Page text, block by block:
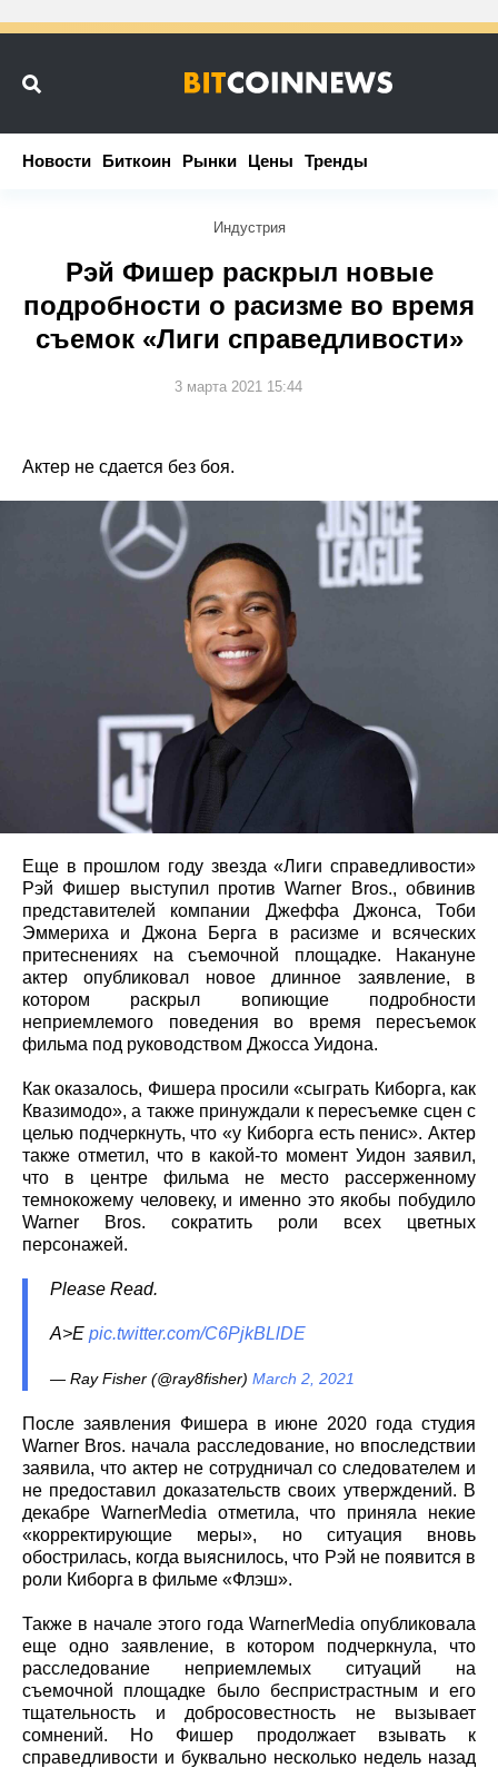
Новости Биткоин Рынки Цены Тренды
Новости Биткоин Рынки Цены Тренды
Индустрия
Рэй Фишер раскрыл новые
подробности о расизме во время
съемок «Лиги справедливости»
3 марта 2021 15:44
Актер не сдается без боя.
Еще в прошлом году звезда «Лиги справедливости»
Рэй Фишер выступил против Warner Bros., обвинив
представителей компании Джеффа Джонса, Тоби
Эммериха и Джона Берга в расизме и всяческих
притеснениях на съемочной площадке. Накануне
актер опубликовал новое длинное заявление, в
котором раскрыл вопиющие подробности
неприемлемого поведения во время пересъемок
фильма под руководством Джосса Уидона.
Как оказалось, Фишера просили «сыграть Киборга, как
Квазимодо», а также принуждали к пересъемке сцен с
целью подчеркнуть, что «у Киборга есть пенис». Актер
также отметил, что в какой-то момент Уидон заявил,
что в центре фильма не место рассерженному
темнокожему человеку, и именно это якобы побудило
Warner Bros. сократить роли всех цветных
персонажей.
Please Read.
A>E pic.twitter.com/C6PjkBLlDE
— Ray Fisher (@ray8fisher) March 2, 2021
После заявления Фишера в июне 2020 года студия
Warner Bros. начала расследование, но впоследствии
заявила, что актер не сотрудничал со следователем и
не предоставил доказательств своих утверждений. В
декабре WarnerMedia отметила, что приняла некие
«корректирующие меры», но ситуация вновь
обострилась, когда выяснилось, что Рэй не появится в
роли Киборга в фильме «Флэш».
Также в начале этого года WarnerMedia опубликовала
еще одно заявление, в котором подчеркнула, что
расследование неприемлемых ситуаций на
съемочной площадке было беспристрастным и его
тщательность и добросовестность не вызывает
сомнений. Но Фишер продолжает взывать к
справедливости и буквально несколько недель назад